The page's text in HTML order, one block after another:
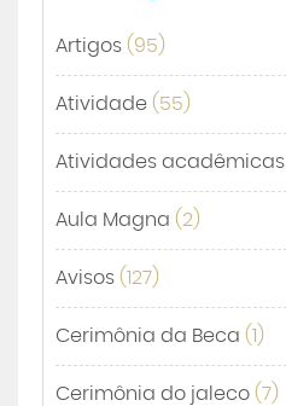
Artigos (95)
Atividade (55)
Atividades acadêmicas
Aula Magna (2)
Avisos (127)
Cerimônia da Beca (1)
Cerimônia do jaleco (7)